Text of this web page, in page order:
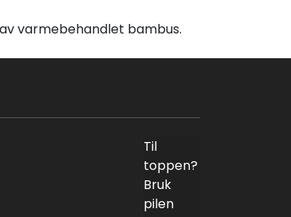
varmebehandlet bambus.
Til
toppen?
Bruk
pilen